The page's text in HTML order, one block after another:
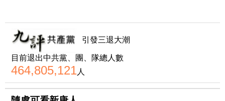
引發三退大潮
目前退出中共黨、團、隊總人數
464,805,121人